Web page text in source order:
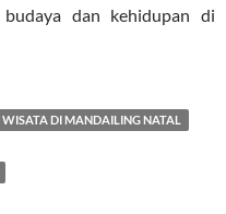
dan kehidupan di
WISATA DI MANDAILING NATAL